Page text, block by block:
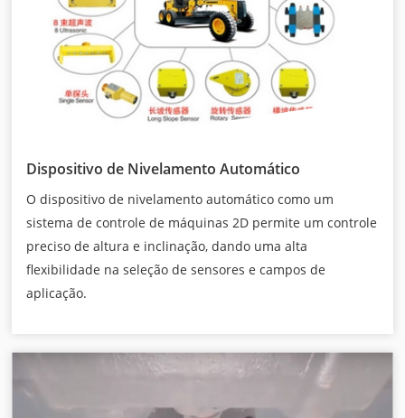
Dispositivo de Nivelamento Automático
O dispositivo de nivelamento automático como um
sistema de controle de máquinas 2D permite um controle
preciso de altura e inclinação, dando uma alta
flexibilidade na seleção de sensores e campos de
aplicação.